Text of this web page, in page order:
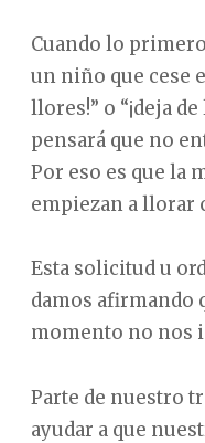
Cuando lo
un niño que cese
llores!” o “¡deja
pensará que no
Por eso es que la
empiezan a llorar
Esta solicitud u
damos afirmando
momento no nos
Parte de nuestro
ayudar a que